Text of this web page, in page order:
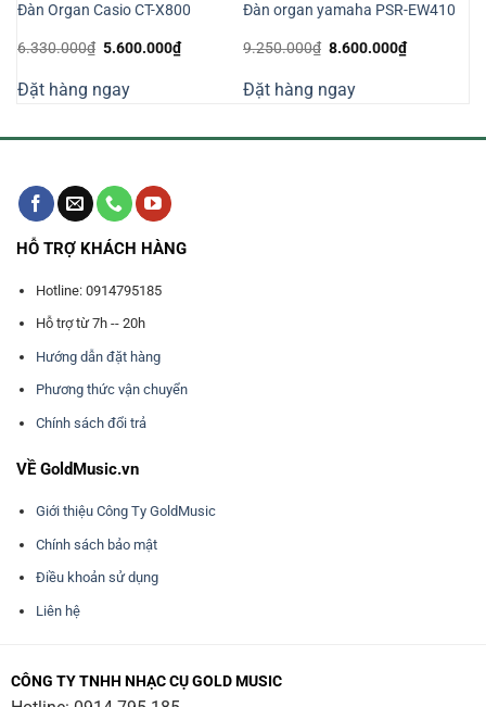
Đàn Organ Casio CT-X800
6.330.000₫ Giá
6.330.000₫.
5.600.000₫Giá
hiện
5.600.000₫.
Đặt hàng ngay
Đàn organ yamaha PSR-EW410
9.250.000₫ Giá
9.250.000₫.
8.600.000₫Giá
hiện
Đặt hàng ngay
HỖ TRỢ KHÁCH HÀNG
Hotline: 0914795185
Hỗ trợ từ 7h -- 20h
Hướng dẫn đặt hàng
Phương thức vận chuyển
Chính sách đổi trả
VỀ GoldMusic.vn
Giới thiệu Công Ty GoldMusic
Chính sách bảo mật
Điều khoản sử dụng
Liên hệ
CÔNG TY TNHH NHẠC CỤ GOLD MUSIC